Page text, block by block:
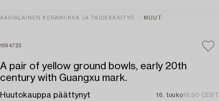
AASIALAINEN KERAMIIKKA JA TAIDEKÄSITYÖ MUUT
1694723
A pair of yellow ground bowls, early 20th
century with Guangxu mark.
Huutokauppa päättynyt 16. touko16:50 CEST